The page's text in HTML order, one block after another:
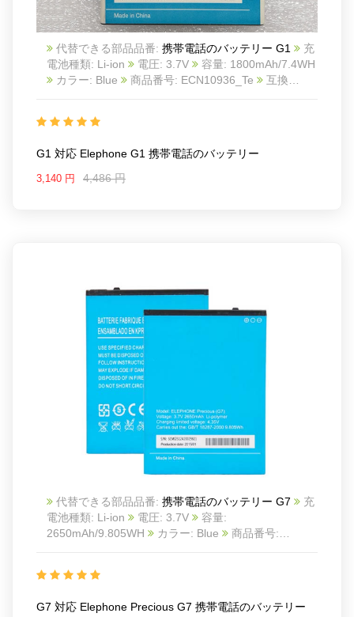
代替できる部品品番: 携帯電話のバッテリー G1
充
電池種類: Li-ion
電圧: 3.7V
容量: 1800mAh/7.4WH
カラー: Blue
商品番号: ECN10936_Te
互換
Charge limit voltage: 4.2V
G1 対応 Elephone G1 携帯電話のバッテリー
3,140 円 4,486 円
代替できる部品品番: 携帯電話のバッテリー G7
充
電池種類: Li-ion
電圧: 3.7V
2650mAh/9.805WH
カラー: Blue
商品番号:
Charge limit voltage:4.35V
G7 対応 Elephone Precious G7 携帯電話のバッテリー